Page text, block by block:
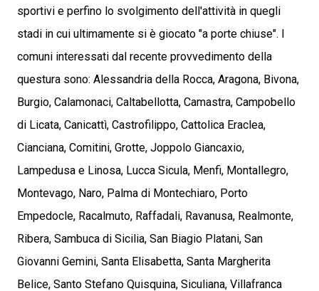
sportivi e perfino lo svolgimento dell'attività in quegli
stadi in cui ultimamente si è giocato "a porte chiuse". I
comuni interessati dal recente provvedimento della
questura sono: Alessandria della Rocca, Aragona, Bivona,
Burgio, Calamonaci, Caltabellotta, Camastra, Campobello
di Licata, Canicattì, Castrofilippo, Cattolica Eraclea,
Cianciana, Comitini, Grotte, Joppolo Giancaxio,
Lampedusa e Linosa, Lucca Sicula, Menfi, Montallegro,
Montevago, Naro, Palma di Montechiaro, Porto
Empedocle, Racalmuto, Raffadali, Ravanusa, Realmonte,
Ribera, Sambuca di Sicilia, San Biagio Platani, San
Giovanni Gemini, Santa Elisabetta, Santa Margherita
Belice, Santo Stefano Quisquina, Siculiana, Villafranca